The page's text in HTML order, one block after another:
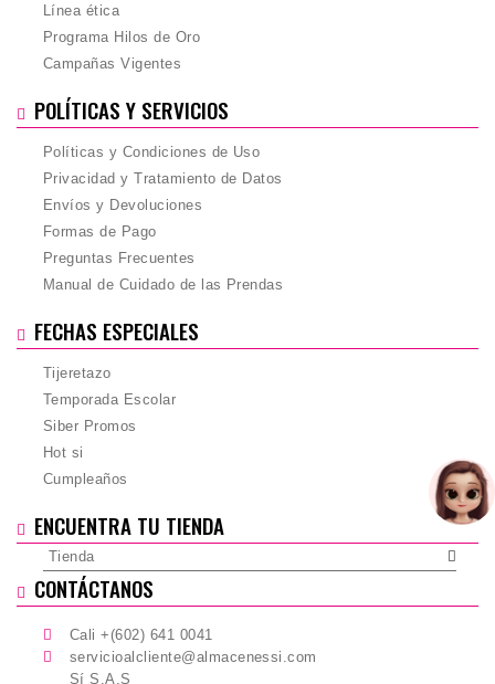
Línea ética
Programa Hilos de Oro
Campañas Vigentes
POLÍTICAS Y SERVICIOS
Políticas y Condiciones de Uso
Privacidad y Tratamiento de Datos
Envíos y Devoluciones
Formas de Pago
Preguntas Frecuentes
Manual de Cuidado de las Prendas
FECHAS ESPECIALES
Tijeretazo
Temporada Escolar
Siber Promos
Hot si
Cumpleaños
ENCUENTRA TU TIENDA
Tienda
CONTÁCTANOS
Cali +(602) 641 0041
servicioalcliente@almacenessi.com
Sí S.A.S